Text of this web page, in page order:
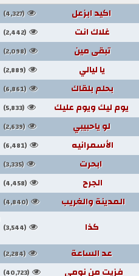
اكيد ابزعل (4,327)
غلاك انت (2,442)
تبقى مين (2,098)
يا ليالي (2,889)
بحلم بلقاك (6,861)
يوم ليك ويوم عليك (5,833)
لو ياحبيبي (2,639)
الأسمرانيه (6,481)
ابحرت (3,335)
الجرح (4,458)
المدينة والغريب (4,840)
كذا (3,544)
عد الساعة (2,284)
فزيت من نومي (40,723)